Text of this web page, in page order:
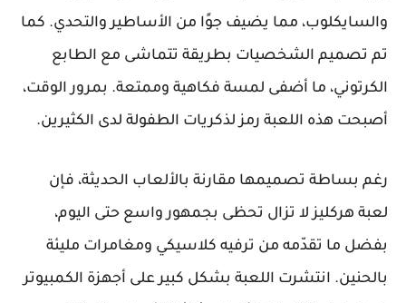
والسايكلوب، مما يضيف جوًا من الأساطير والتحدي. كما
تم تصميم الشخصيات بطريقة تتماشى مع الطابع
الكرتوني، ما أضفى لمسة فكاهية وممتعة. بمرور الوقت،
أصبحت هذه اللعبة رمز لذكريات الطفولة لدى الكثيرين.
رغم بساطة تصميمها مقارنة بالألعاب الحديثة، فإن
لعبة هركليز لا تزال تحظى بجمهور واسع حتى اليوم،
بفضل ما تقدّمه من ترفيه كلاسيكي ومغامرات مليئة
بالحنين. انتشرت اللعبة بشكل كبير على أجهزة الكمبيوتر